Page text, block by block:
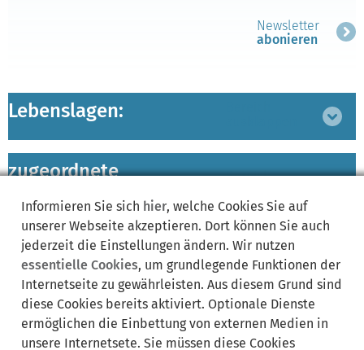
Newsletter
abonieren
Lebenslagen:
Bereich
zugeordnete
Synonyme:
AusschreibungenBauplanungEnergie sparen
GrundstücksangebotImmobilien und VerkehrRenovierung
Informieren Sie sich hier, welche Cookies Sie auf
unserer Webseite akzeptieren. Dort können Sie auch
jederzeit die Einstellungen ändern. Wir nutzen
essentielle Cookies, um grundlegende Funktionen der
Internetseite zu gewährleisten. Aus diesem Grund sind
diese Cookies bereits aktiviert. Optionale Dienste
ermöglichen die Einbettung von externen Medien in
unsere Internetsete. Sie müssen diese Cookies